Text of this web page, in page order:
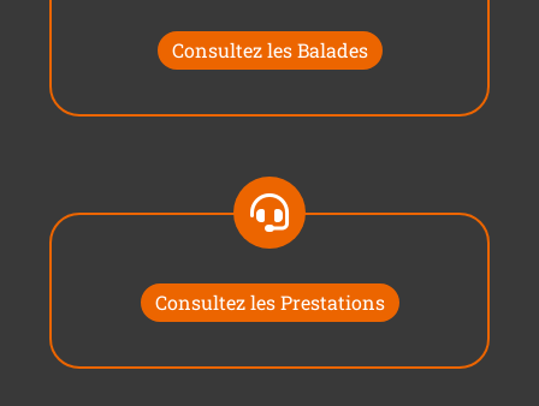
Consultez les Balades
Consultez les Prestations